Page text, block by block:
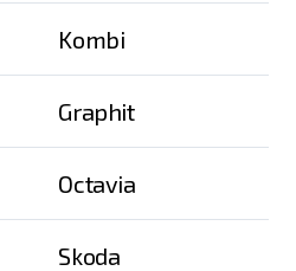
Kombi
Graphit
Octavia
Skoda